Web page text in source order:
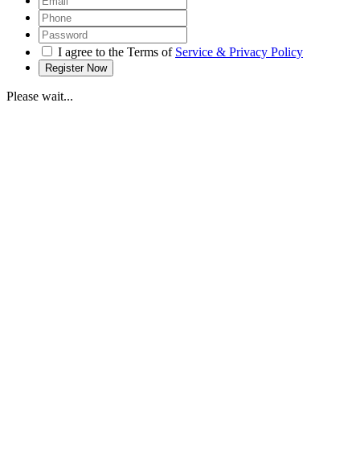
I agree to the Terms of Service & Privacy Policy
Please wait...